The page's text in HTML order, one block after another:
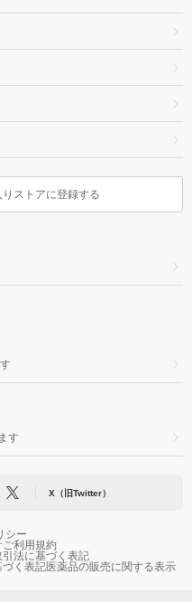
ストアに登録する
す
X（旧Twitter）
シー
ご利用規約
引法に基づく表記
づく表記医薬品の販売に関する表示